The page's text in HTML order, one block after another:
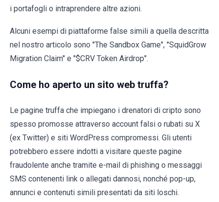
i portafogli o intraprendere altre azioni.
Alcuni esempi di piattaforme false simili a quella descritta
nel nostro articolo sono "The Sandbox Game", "SquidGrow
Migration Claim" e "$CRV Token Airdrop".
Come ho aperto un sito web truffa?
Le pagine truffa che impiegano i drenatori di cripto sono
spesso promosse attraverso account falsi o rubati su X
(ex Twitter) e siti WordPress compromessi. Gli utenti
potrebbero essere indotti a visitare queste pagine
fraudolente anche tramite e-mail di phishing o messaggi
SMS contenenti link o allegati dannosi, nonché pop-up,
annunci e contenuti simili presentati da siti loschi.